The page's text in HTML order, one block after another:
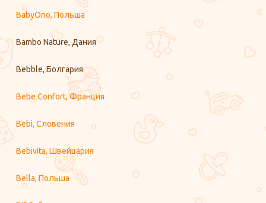
BabyOno, Польша
Bambo Nature, Дания
Bebble, Болгария
Bebe Confort, Франция
Bebi, Словения
Bebivita, Швейцария
Bella, Польша